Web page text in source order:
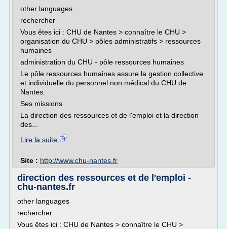
other languages
rechercher
Vous êtes ici : CHU de Nantes > connaître le CHU >
organisation du CHU > pôles administratifs > ressources
humaines
administration du CHU - pôle ressources humaines
Le pôle ressources humaines assure la gestion collective
et individuelle du personnel non médical du CHU de
Nantes.
Ses missions
La direction des ressources et de l'emploi et la direction
des...
Lire la suite
Site : http://www.chu-nantes.fr
direction des ressources et de l'emploi -
chu-nantes.fr
other languages
rechercher
Vous êtes ici : CHU de Nantes > connaître le CHU >